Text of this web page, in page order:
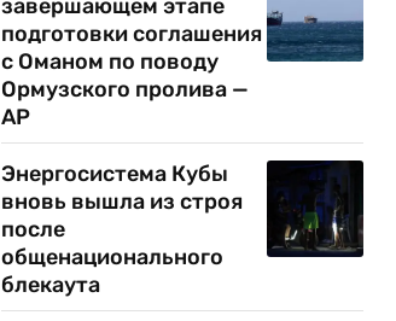
завершающем этапе
подготовки соглашения
с Оманом по поводу
Ормузского пролива —
AP
Энергосистема Кубы
вновь вышла из строя
после
общенационального
блекаута